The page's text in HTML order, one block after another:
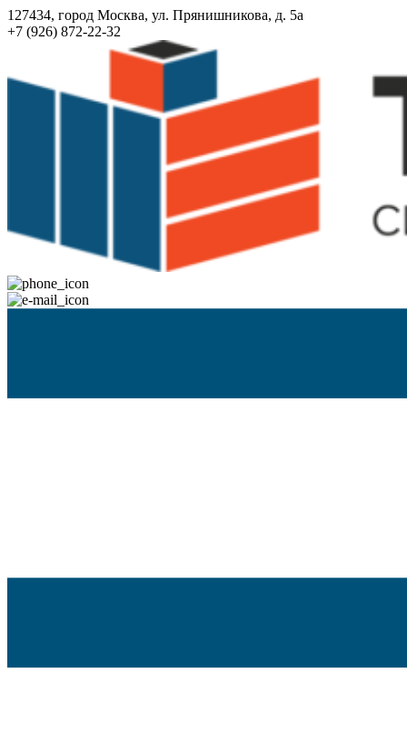
127434, город Москва, ул. Прянишникова, д. 5а
+7 (926) 872-22-32